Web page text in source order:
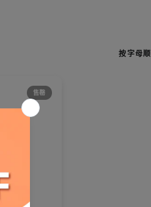
排序方式
售罄